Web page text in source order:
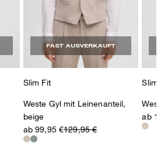
FAST AUSVERKAUFT
Slim Fit
Weste Gyl mit Leinenanteil,
beige
ab 99,95 €129,95 €
Slim
ab